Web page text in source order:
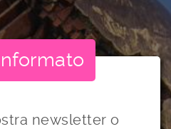
newsletter o